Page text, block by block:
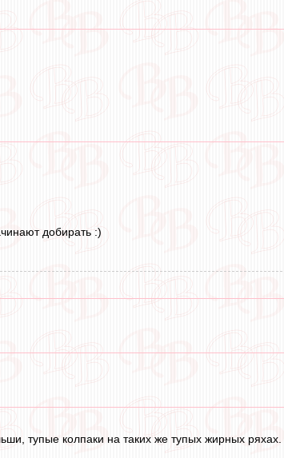
добирать :)
тупые колпаки на таких же тупых жирных ряхах.